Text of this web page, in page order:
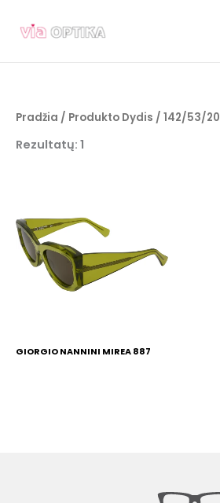
prie
Pradžia / Produkto Dydis / 142/53/20
Rezultatų: 1
GIORGIO NANNINI MIREA 887